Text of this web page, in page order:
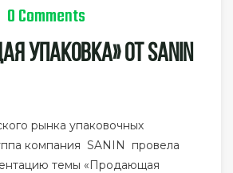
0 Comments
Упаковка» От SANIN
рынка упаковочных
компания SANIN провела
темы «Продающая